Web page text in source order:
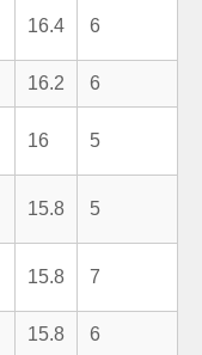
16.4 6
16.2 6
16 5
15.8 5
15.8 7
15.8 6